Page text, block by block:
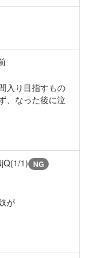
入り目指すもの
、なった後に泣
1) NG
が